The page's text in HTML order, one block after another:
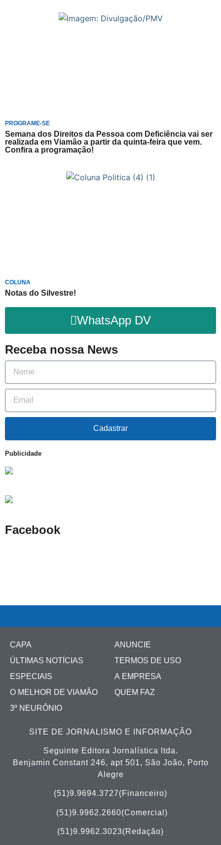
PROGRAME-SE
Semana dos Direitos da Pessoa com Deficiência vai ser
realizada em Viamão a partir da quinta-feira que vem.
Confira a programação!
COLUNA
Notas do Silvestre!
WhatsApp DV
Receba nossa News
Cadastrar
Publicidade
Facebook
CAPA
ÚLTIMAS NOTÍCIAS
ESPECIAIS
O MELHOR DE VIAMÃO
3º NEURÔNIO
ANUNCIE
TERMOS DE USO
A EMPRESA
QUEM FAZ
SITE DE JORNALISMO E INFORMAÇÃO
Seguinte Editora Jornalística ltda.
Benjamin Constant 246, apt 501, São João, Porto
Alegre
(51)9.9694.3727(Financeiro)
(51)9.9962.2660(Comercial)
(51)9.9962.3023(Redação)